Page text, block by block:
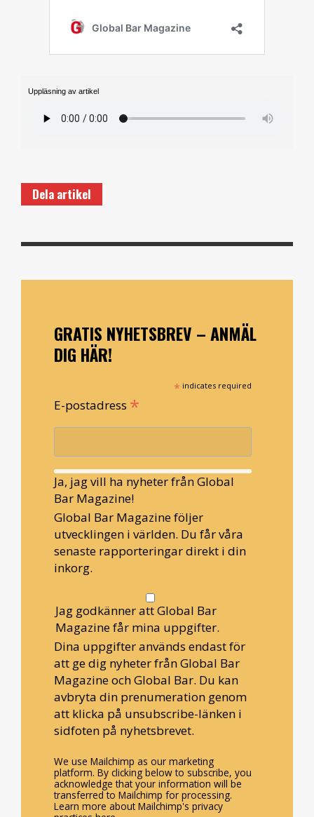
Uppläsning av artikel
Dela artikel
GRATIS NYHETSBREV – ANMÄL
DIG HÄR!
* indicates required
E-postadress *
Ja, jag vill ha nyheter från Global
Bar Magazine!
Global Bar Magazine följer
utvecklingen i världen. Du får våra
senaste rapporteringar direkt i din
inkorg.
Jag godkänner att Global Bar
Magazine får mina uppgifter.
Dina uppgifter används endast för
att ge dig nyheter från Global Bar
Magazine och Global Bar. Du kan
avbryta din prenumeration genom
att klicka på unsubscribe-länken i
sidfoten på nyhetsbrevet.
We use Mailchimp as our marketing
platform. By clicking below to subscribe, you
acknowledge that your information will be
transferred to Mailchimp for processing.
Learn more about Mailchimp's privacy